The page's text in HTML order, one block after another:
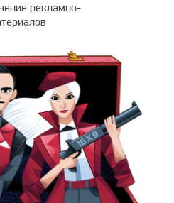
рекламно-